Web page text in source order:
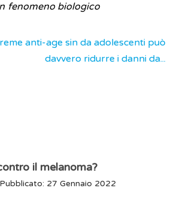
fenomeno biologico
anti-age sin da adolescenti può
davvero ridurre i danni da...
il melanoma?
Pubblicato: 27 Gennaio 2022